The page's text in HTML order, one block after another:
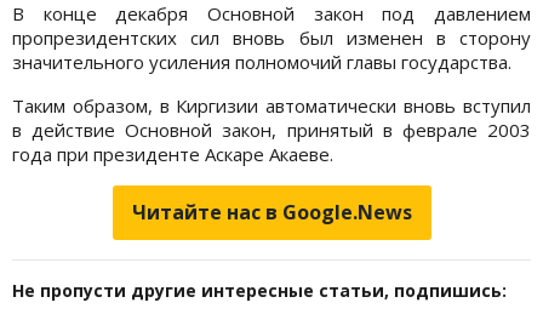
В конце декабря Основной закон под давлением
пропрезидентских сил вновь был изменен в сторону
значительного усиления полномочий главы государства.
Таким образом, в Киргизии автоматически вновь вступил
в действие Основной закон, принятый в феврале 2003
года при президенте Аскаре Акаеве.
Читайте нас в Google.News
Не пропусти другие интересные статьи, подпишись: